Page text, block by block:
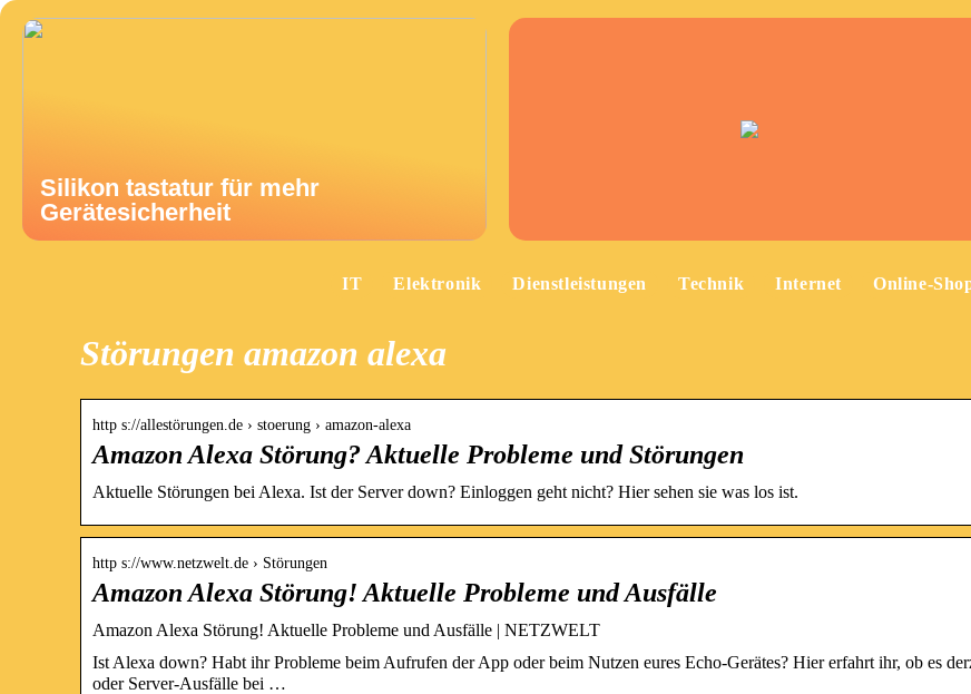
Silikon tastatur für mehr
Gerätesicherheit
IT Elektronik Dienstleistungen Technik Internet Online-
Störungen amazon alexa
http s://allestörungen.de › stoerung › amazon-alexa
Amazon Alexa Störung? Aktuelle Probleme und Störungen
Aktuelle Störungen bei Alexa. Ist der Server down? Einloggen geht nicht? Hier sehen sie was los ist.
http s://www.netzwelt.de › Störungen
Amazon Alexa Störung! Aktuelle Probleme und Ausfälle
Amazon Alexa Störung! Aktuelle Probleme und Ausfälle | NETZWELT
Ist Alexa down? Habt ihr Probleme beim Aufrufen der App oder beim Nutzen eures Echo-Gerätes? Hier erfahrt ihr, ob es
oder Server-Ausfälle bei …